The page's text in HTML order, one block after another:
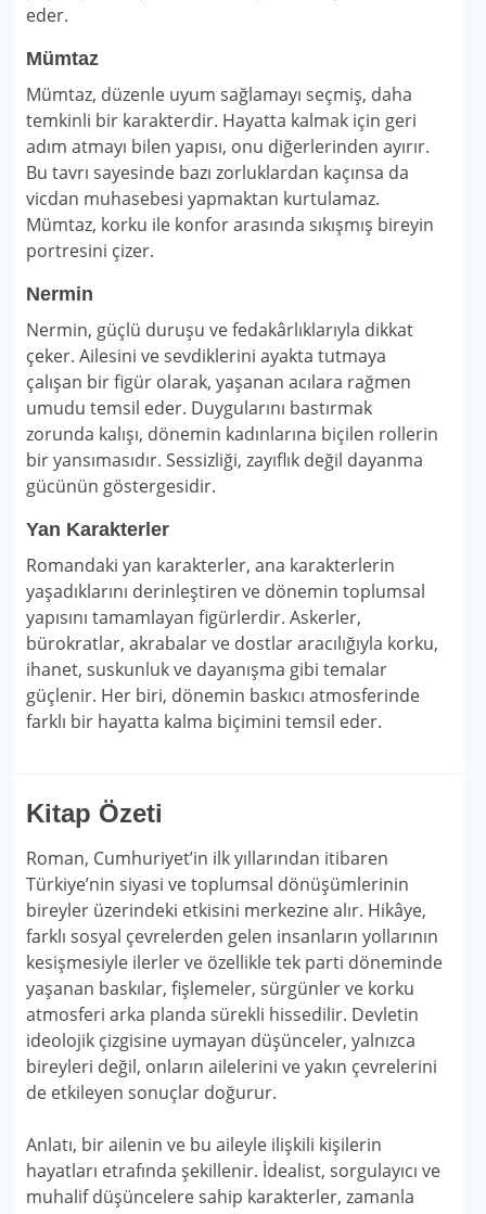
eder.
Mümtaz
Mümtaz, düzenle uyum sağlamayı seçmiş, daha
temkinli bir karakterdir. Hayatta kalmak için geri
adım atmayı bilen yapısı, onu diğerlerinden ayırır.
Bu tavrı sayesinde bazı zorluklardan kaçınsa da
vicdan muhasebesi yapmaktan kurtulamaz.
Mümtaz, korku ile konfor arasında sıkışmış bireyin
portresini çizer.
Nermin
Nermin, güçlü duruşu ve fedakârlıklarıyla dikkat
çeker. Ailesini ve sevdiklerini ayakta tutmaya
çalışan bir figür olarak, yaşanan acılara rağmen
umudu temsil eder. Duygularını bastırmak
zorunda kalışı, dönemin kadınlarına biçilen rollerin
bir yansımasıdır. Sessizliği, zayıflık değil dayanma
gücünün göstergesidir.
Yan Karakterler
Romandaki yan karakterler, ana karakterlerin
yaşadıklarını derinleştiren ve dönemin toplumsal
yapısını tamamlayan figürlerdir. Askerler,
bürokratlar, akrabalar ve dostlar aracılığıyla korku,
ihanet, suskunluk ve dayanışma gibi temalar
güçlenir. Her biri, dönemin baskıcı atmosferinde
farklı bir hayatta kalma biçimini temsil eder.
Kitap Özeti
Roman, Cumhuriyet’in ilk yıllarından itibaren
Türkiye’nin siyasi ve toplumsal dönüşümlerinin
bireyler üzerindeki etkisini merkezine alır. Hikâye,
farklı sosyal çevrelerden gelen insanların yollarının
kesişmesiyle ilerler ve özellikle tek parti döneminde
yaşanan baskılar, fişlemeler, sürgünler ve korku
atmosferi arka planda sürekli hissedilir. Devletin
ideolojik çizgisine uymayan düşünceler, yalnızca
bireyleri değil, onların ailelerini ve yakın çevrelerini
de etkileyen sonuçlar doğurur.
Anlatı, bir ailenin ve bu aileyle ilişkili kişilerin
hayatları etrafında şekillenir. İdealist, sorgulayıcı ve
muhalif düşüncelere sahip karakterler, zamanla